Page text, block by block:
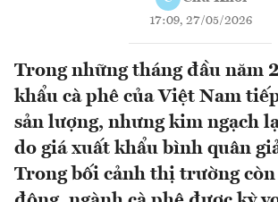
17:09, 27/05/2026
Trong những tháng đầu năm
khẩu cà phê của Việt Nam
sản lượng, nhưng kim ngạch
do giá xuất khẩu bình quân
Trong bối cảnh thị trường